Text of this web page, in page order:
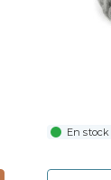
En stock